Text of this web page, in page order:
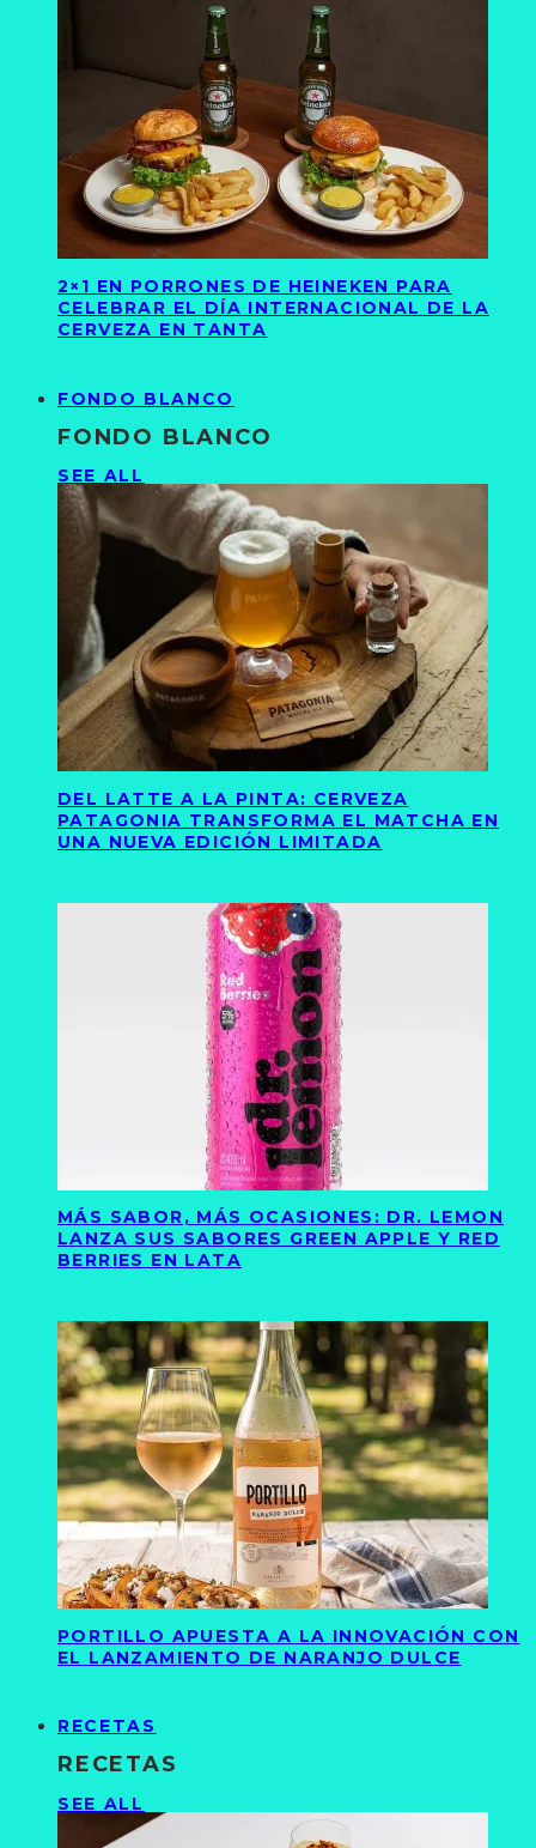
2×1 EN PORRONES DE HEINEKEN PARA
CELEBRAR EL DÍA INTERNACIONAL DE LA
CERVEZA EN TANTA
FONDO BLANCO
FONDO BLANCO
SEE ALL
DEL LATTE A LA PINTA: CERVEZA
PATAGONIA TRANSFORMA EL MATCHA EN
UNA NUEVA EDICIÓN LIMITADA
MÁS SABOR, MÁS OCASIONES: DR. LEMON
LANZA SUS SABORES GREEN APPLE Y RED
BERRIES EN LATA
PORTILLO APUESTA A LA INNOVACIÓN CON
EL LANZAMIENTO DE NARANJO DULCE
RECETAS
RECETAS
SEE ALL